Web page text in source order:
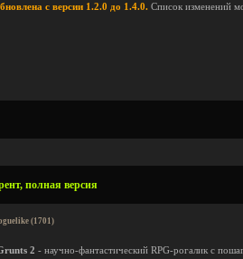
с версии 1.2.0 до 1.4.0. Список изменений
полная версия
(1701)
2 - научно-фантастический RPG-рогалик с